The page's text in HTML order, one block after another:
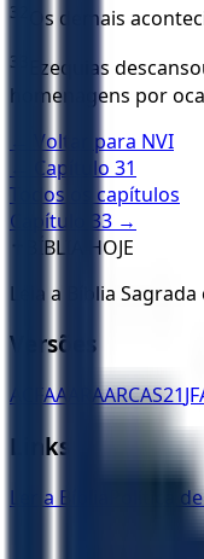
32 Os demais
33
Ezequias
homenagens por
← Voltar para NVI
← Capítulo 31
Todos os capítulos
Capítulo
33 →
BÍBLIA HOJE
Leia a Bíblia
Versões
ACFAA ARAARCAS21
Links
Ler a Bíblia Política